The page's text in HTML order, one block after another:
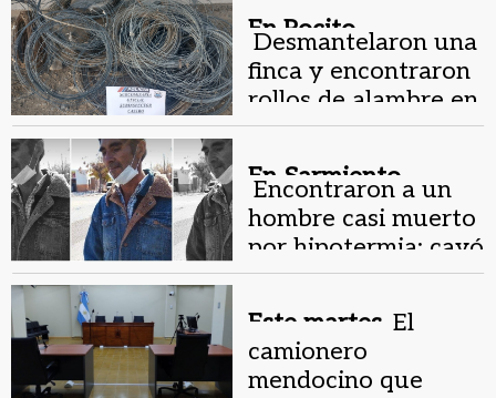
En Pocito.
Desmantelaron una
finca y encontraron
rollos de alambre en
una casa cercana
En Sarmiento.
Encontraron a un
hombre casi muerto
por hipotermia: cayó
a un canal que justo
Este martes. El
camionero
mendocino que